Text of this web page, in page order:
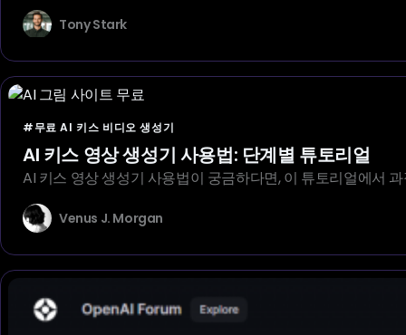
Tony Stark
#무료 AI 키스 비디오 생성기
AI 키스 영상 생성기 사용법: 단계별 튜토리얼
AI 키스 영상 생성기 사용법이 궁금하다면, 이 튜토리얼에서
Venus J. Morgan